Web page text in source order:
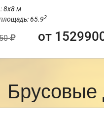
8х8 м
65.92
от